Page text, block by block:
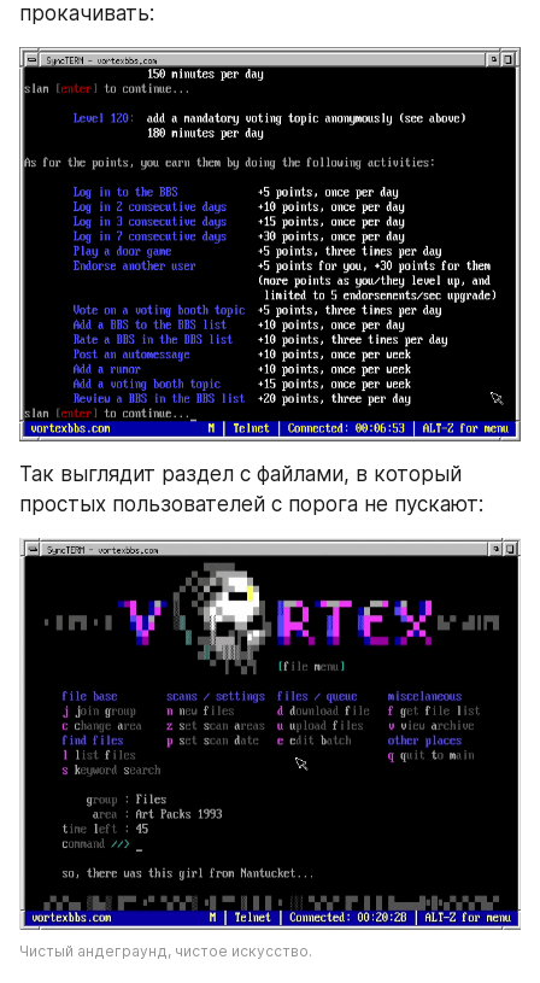
прокачивать:
Так выглядит раздел с файлами, в который
простых пользователей с порога не пускают:
Чистый андеграунд, чистое искусство.